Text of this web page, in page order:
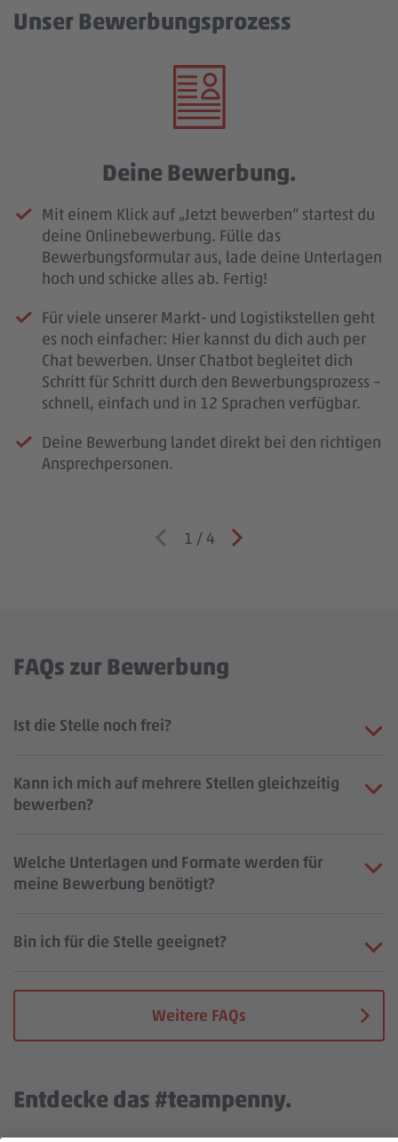
Unser Bewerbungsprozess
Deine Bewerbung.
Mit einem Klick auf „Jetzt bewerben“ startest du
deine Onlinebewerbung. Fülle das
Bewerbungsformular aus, lade deine Unterlagen
hoch und schicke alles ab. Fertig!
Für viele unserer Markt- und Logistikstellen geht
es noch einfacher: Hier kannst du dich auch per
Chat bewerben. Unser Chatbot begleitet dich
Schritt für Schritt durch den Bewerbungsprozess –
schnell, einfach und in 12 Sprachen verfügbar.
Deine Bewerbung landet direkt bei den richtigen
Ansprechpersonen.
1 / 4
FAQs zur Bewerbung
Ist die Stelle noch frei?
Kann ich mich auf mehrere Stellen gleichzeitig
bewerben?
Welche Unterlagen und Formate werden für
meine Bewerbung benötigt?
Bin ich für die Stelle geeignet?
Weitere FAQs
Entdecke das #teampenny.